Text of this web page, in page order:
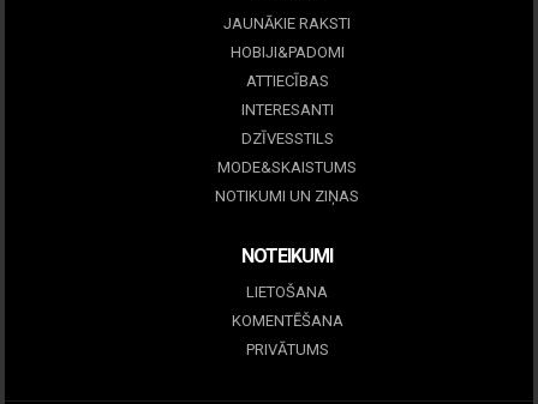
JAUNĀKIE RAKSTI
HOBIJI&PADOMI
ATTIECĪBAS
INTERESANTI
DZĪVESSTILS
MODE&SKAISTUMS
NOTIKUMI UN ZIŅAS
NOTEIKUMI
LIETOŠANA
KOMENTĒŠANA
PRIVĀTUMS